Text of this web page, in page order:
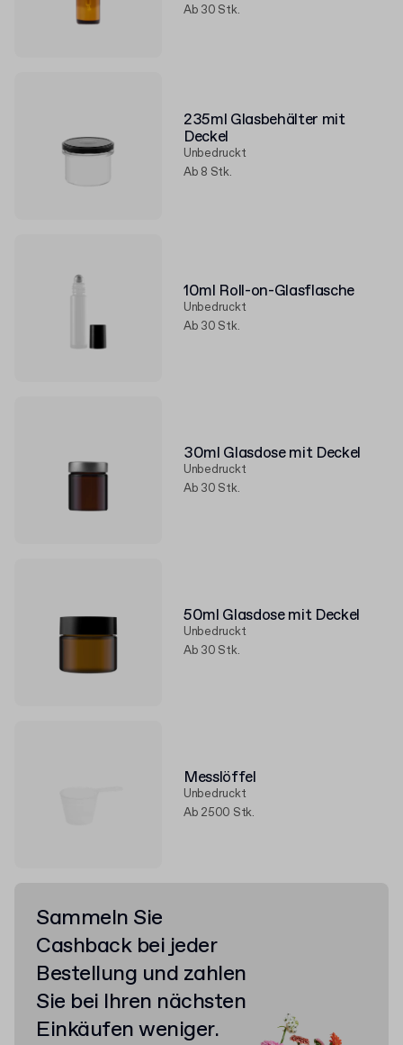
Ab 30 Stk.
235ml Glasbehälter mit
Deckel
Unbedruckt
Ab 8 Stk.
10ml Roll-on-Glasflasche
Unbedruckt
Ab 30 Stk.
30ml Glasdose mit Deckel
Unbedruckt
Ab 30 Stk.
50ml Glasdose mit Deckel
Unbedruckt
Ab 30 Stk.
Messlöffel
Unbedruckt
Ab 2500 Stk.
Sammeln Sie
Cashback bei jeder
Bestellung und zahlen
Sie bei Ihren nächsten
Einkäufen weniger.